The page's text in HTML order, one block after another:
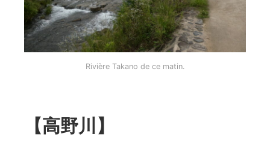
Rivière Takano de ce matin.
【高野川】